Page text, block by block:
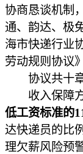
协商恳谈机制
通、韵达、极
海市快递行业
劳动规则协议
协议共十章
收入保障方
低工资标准的
达快递员的比
理欠薪风险预